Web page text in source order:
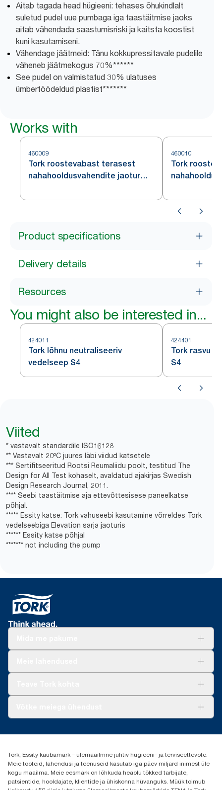
Aitab tagada head hügieeni: tehases õhukindlalt
suletud pudel uue pumbaga iga taastäitmise jaoks
aitab vähendada saastumisriski ja kaitsta koostist
kuni kasutamiseni.
Vähendage jäätmeid: Tänu kokkupressitavale pudelile
väheneb jäätmekogus 70%******
See pudel on valmistatud 30% ulatuses
ümbertöödeldud plastist*******
Works with
460009
Tork roostevabast terasest
nahahooldusvahendite jaotur
460010
Tork
Product specifications
Delivery details
Resources
You might also be interested in...
424011
Tork lõhnu neutraliseeriv
vedelseep S4
424401
Tork rasvu
S4
Viited
* vastavalt standardile ISO16128
** Vastavalt 20ºC juures läbi viidud katsetele
*** Sertifitseeritud Rootsi Reumaliidu poolt, testitud The
Design for All Test kohaselt, avaldatud ajakirjas Swedish
Design Research Journal, 2011.
**** Seebi taastäitmise aja ettevõttesisese paneelkatse
põhjal.
***** Essity katse: Tork vahuseebi kasutamine võrreldes Tork
vedelseebiga Elevation sarja jaoturis
****** Essity katse põhjal
******* not including the pump
+37253322264
Leia Tork maaletooja
Essity Estonia OÜ
Reti Tee 9, Peetri alevik, Rae vald
Harju maakond
Tork, Essity kaubamärk – ülemaailmne juhtiv hügieeni- ja terviseettevõte.
Meie tooteid, lahendusi ja teenuseid kasutab iga päev miljard inimest üle
kogu maailma. Meie eesmärk on lõhkuda heaolu tõkked tarbijate,
patsientide, hooldajate, klientide ja ühiskonna hüvanguks. Müük toimub